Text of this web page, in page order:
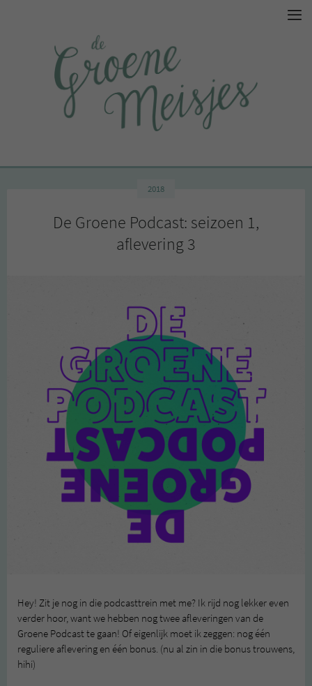
2018
De Groene Podcast: seizoen 1,
aflevering 3
Hey! Zit je nog in die podcasttrein met me? Ik rijd nog lekker even
verder hoor, want we hebben nog twee afleveringen van de
Groene Podcast te gaan! Of eigenlijk moet ik zeggen: nog één
reguliere aflevering en één bonus. (nu al zin in die bonus trouwens,
hihi)